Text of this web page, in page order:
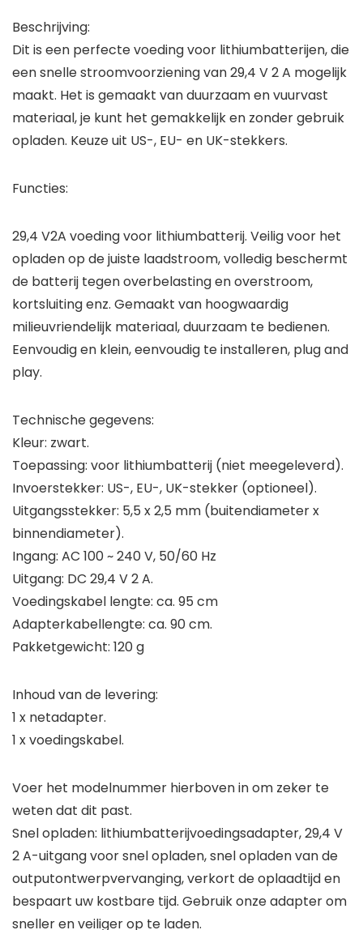
Beschrijving:
Dit is een perfecte voeding voor lithiumbatterijen, die
een snelle stroomvoorziening van 29,4 V 2 A mogelijk
maakt. Het is gemaakt van duurzaam en vuurvast
materiaal, je kunt het gemakkelijk en zonder gebruik
opladen. Keuze uit US-, EU- en UK-stekkers.
Functies:
29,4 V2A voeding voor lithiumbatterij. Veilig voor het
opladen op de juiste laadstroom, volledig beschermt
de batterij tegen overbelasting en overstroom,
kortsluiting enz. Gemaakt van hoogwaardig
milieuvriendelijk materiaal, duurzaam te bedienen.
Eenvoudig en klein, eenvoudig te installeren, plug and
play.
Technische gegevens:
Kleur: zwart.
Toepassing: voor lithiumbatterij (niet meegeleverd).
Invoerstekker: US-, EU-, UK-stekker (optioneel).
Uitgangsstekker: 5,5 x 2,5 mm (buitendiameter x
binnendiameter).
Ingang: AC 100 ~ 240 V, 50/60 Hz
Uitgang: DC 29,4 V 2 A.
Voedingskabel lengte: ca. 95 cm
Adapterkabellengte: ca. 90 cm.
Pakketgewicht: 120 g
Inhoud van de levering:
1 x netadapter.
1 x voedingskabel.
Voer het modelnummer hierboven in om zeker te
weten dat dit past.
Snel opladen: lithiumbatterijvoedingsadapter, 29,4 V
2 A-uitgang voor snel opladen, snel opladen van de
outputontwerpvervanging, verkort de oplaadtijd en
bespaart uw kostbare tijd. Gebruik onze adapter om
sneller en veiliger op te laden.